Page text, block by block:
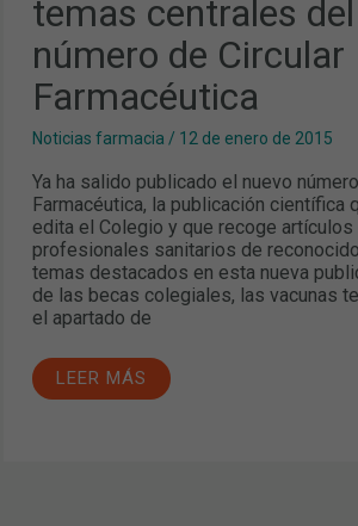
temas centrales
número de Circular
Farmacéutica
Noticias farmacia / 12 de enero de 2015
Ya ha salido publicado el nuevo
Farmacéutica, la publicación científica
edita el Colegio y que recoge
profesionales sanitarios de
temas destacados en esta nueva
de las becas colegiales, las vacunas
el apartado de
DEL
NUEVO
NÚMERO
DE
FARMACÉUTICA
LEER MÁS